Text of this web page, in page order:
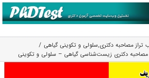
تراز مصاحبه دکتری,سلولی و تکوینی گیاهی
دکتری زیست‌شناسی گیاهی – سلولی و تکوینی